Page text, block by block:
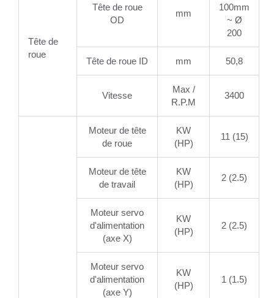
Tête de
roue
Tête de roue
OD
mm
100mm
~ Ø
200
Tête de roue ID mm 50,8
Vitesse
Max /
R.P.M
3400
Moteur de tête
de roue
KW
(HP)
11 (15)
Moteur de tête
de travail
KW
(HP)
2 (2.5)
Moteur servo
d'alimentation
(axe X)
KW
(HP)
2 (2.5)
Moteur servo
d'alimentation
(axe Y)
KW
(HP)
1 (1.5)